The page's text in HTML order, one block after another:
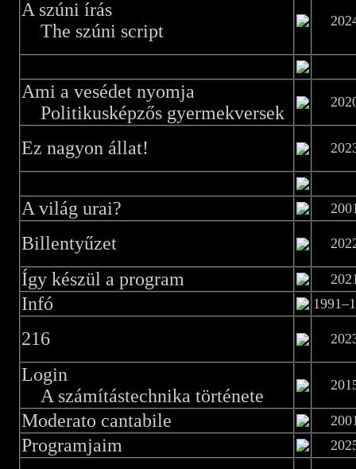
A szúni írás
The szúni script
Ami a vesédet nyomja
Politikusképzős gyermekversek
Ez nagyon állat!
A világ urai?
Billentyűzet
Így készül a program
Infó
216
Login
A számítástechnika története
Moderato cantabile
Programjaim